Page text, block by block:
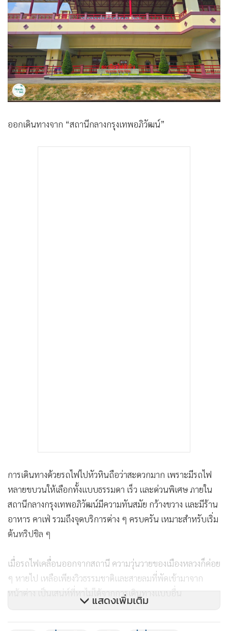
ออกเดินทางจาก “สถานีกลางกรุงเทพอภิวัฒน์”
การเดินทางด้วยรถไฟไปหัวหินถือว่าสะดวกมาก เพราะมีรถไฟ
หลายขบวนให้เลือกทั้งแบบธรรมดา เร็ว และด่วนพิเศษ ภายใน
สถานีกลางกรุงเทพอภิวัฒน์มีความทันสมัย กว้างขวาง และมีร้าน
อาหาร คาเฟ่ รวมถึงจุดบริการต่าง ๆ ครบครัน เหมาะสำหรับเริ่ม
ต้นทริปชิล ๆ
เมื่อรถไฟเคลื่อนออกจากสถานี ความวุ่นวายของเมืองหลวงก็ค่อย
ๆ หายไป เหลือเพียงวิวธรรมชาติและสายลมที่พัดเข้ามาจาก
หน้าต่าง เป็นเสน่ห์ที่หาไม่ได้จากการเดินทางแบบอื่น
แสดงเพิ่มเติม